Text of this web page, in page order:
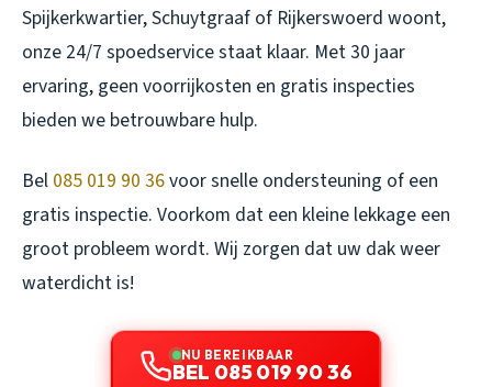
Spijkerkwartier, Schuytgraaf of Rijkerswoerd woont,
onze 24/7 spoedservice staat klaar. Met 30 jaar
ervaring, geen voorrijkosten en gratis inspecties
bieden we betrouwbare hulp.
Bel 085 019 90 36voor snelle ondersteuning of een
gratis inspectie. Voorkom dat een kleine lekkage een
groot probleem wordt. Wij zorgen dat uw dak weer
waterdicht is!
NU BEREIKBAAR
BEL 085 019 90 36